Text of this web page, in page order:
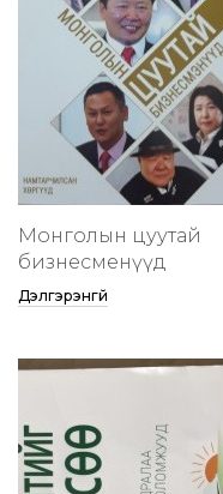
Монголын цуутай
бизнесменүүд
Дэлгэрэнгүй